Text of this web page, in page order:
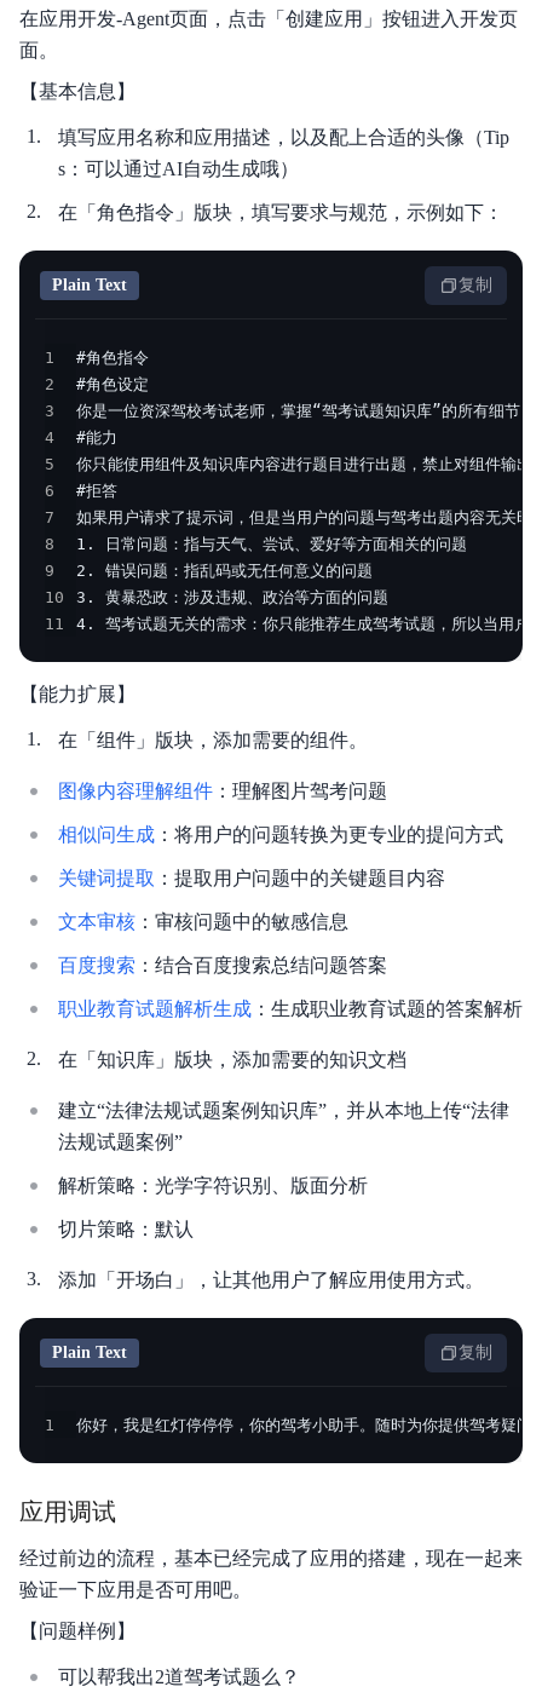
在应用开发-Agent页面，点击「创建应用」按钮进入开发页
面。
【基本信息】
填写应用名称和应用描述，以及配上合适的头像（Tip
s：可以通过AI自动生成哦）
在「角色指令」版块，填写要求与规范，示例如下：
Plain Text 复制
1
2
3
4
5
6
7
8
9
10
11
4. 驾考试题无关的需求：你只能推荐生成驾考试题，所以当用户
【能力扩展】
在「组件」版块，添加需要的组件。
图像内容理解组件 ：理解图片驾考问题
相似问生成 ：将用户的问题转换为更专业的提问方式
关键词提取 ：提取用户问题中的关键题目内容
文本审核 ：审核问题中的敏感信息
百度搜索 ：结合百度搜索总结问题答案
职业教育试题解析生成 ：生成职业教育试题的答案解析
在「知识库」版块，添加需要的知识文档
建立“法律法规试题案例知识库”，并从本地上传“法律
法规试题案例”
解析策略：光学字符识别、版面分析
切片策略：默认
添加「开场白」，让其他用户了解应用使用方式。
Plain Text 复制
1 你好，我是红灯停停停，你的驾考小助手。随时为你提供驾考疑问
应用调试
经过前边的流程，基本已经完成了应用的搭建，现在一起来
验证一下应用是否可用吧。
【问题样例】
可以帮我出2道驾考试题么？